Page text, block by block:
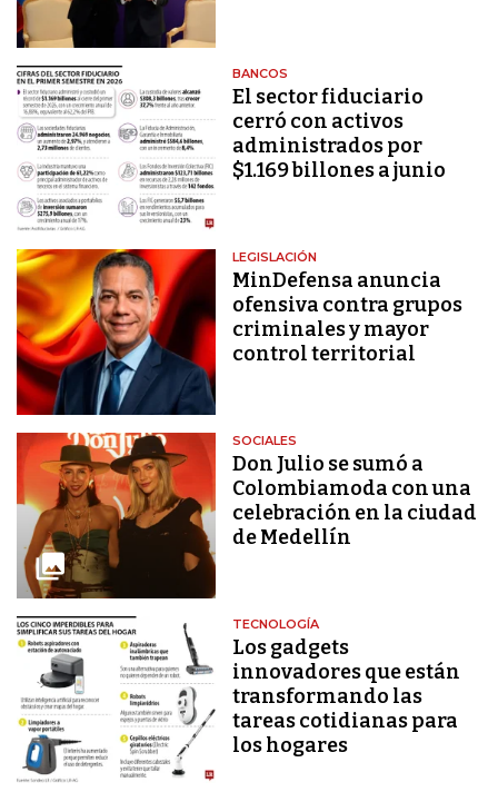
BANCOS
El sector fiduciario
cerró con activos
administrados por
$1.169 billones a junio
LEGISLACIÓN
MinDefensa anuncia
ofensiva contra grupos
criminales y mayor
control territorial
SOCIALES
Don Julio se sumó a
Colombiamoda con una
celebración en la ciudad
de Medellín
TECNOLOGÍA
Los gadgets
innovadores que están
transformando las
tareas cotidianas para
los hogares